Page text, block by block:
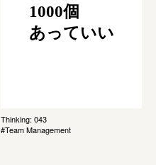
1000個
あっていい
Thinking: 043
#Team Management